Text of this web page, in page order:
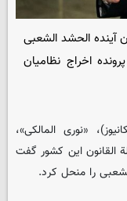
آینده الحشد الشعبی
اخراج نظامیان
«نوری المالکی»،
القانون این کشور گفت
را منحل کرد.